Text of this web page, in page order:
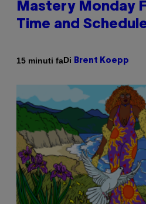
Mastery Monday
Time and
15 minuti faDi Brent Koepp